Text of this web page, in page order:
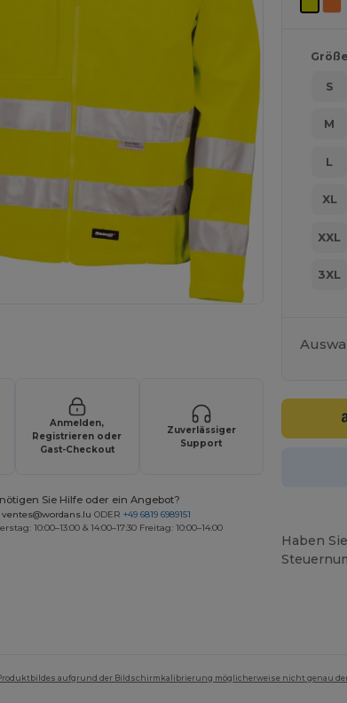
Anmelden,
Registrieren oder
Gast-Checkout
Zuverlässiger
Support
Sie Hilfe oder ein Angebot?
ventes@wordans.lu ODER +49 6819 6989151
10:00–13:00 & 14:00–17:30 Freitag: 10:00–14:00
Größe
S
M
L
XL
XXL
3XL
Haben
Produktbildes aufgrund der Bildschirmkalibrierung möglicherweise nicht genau